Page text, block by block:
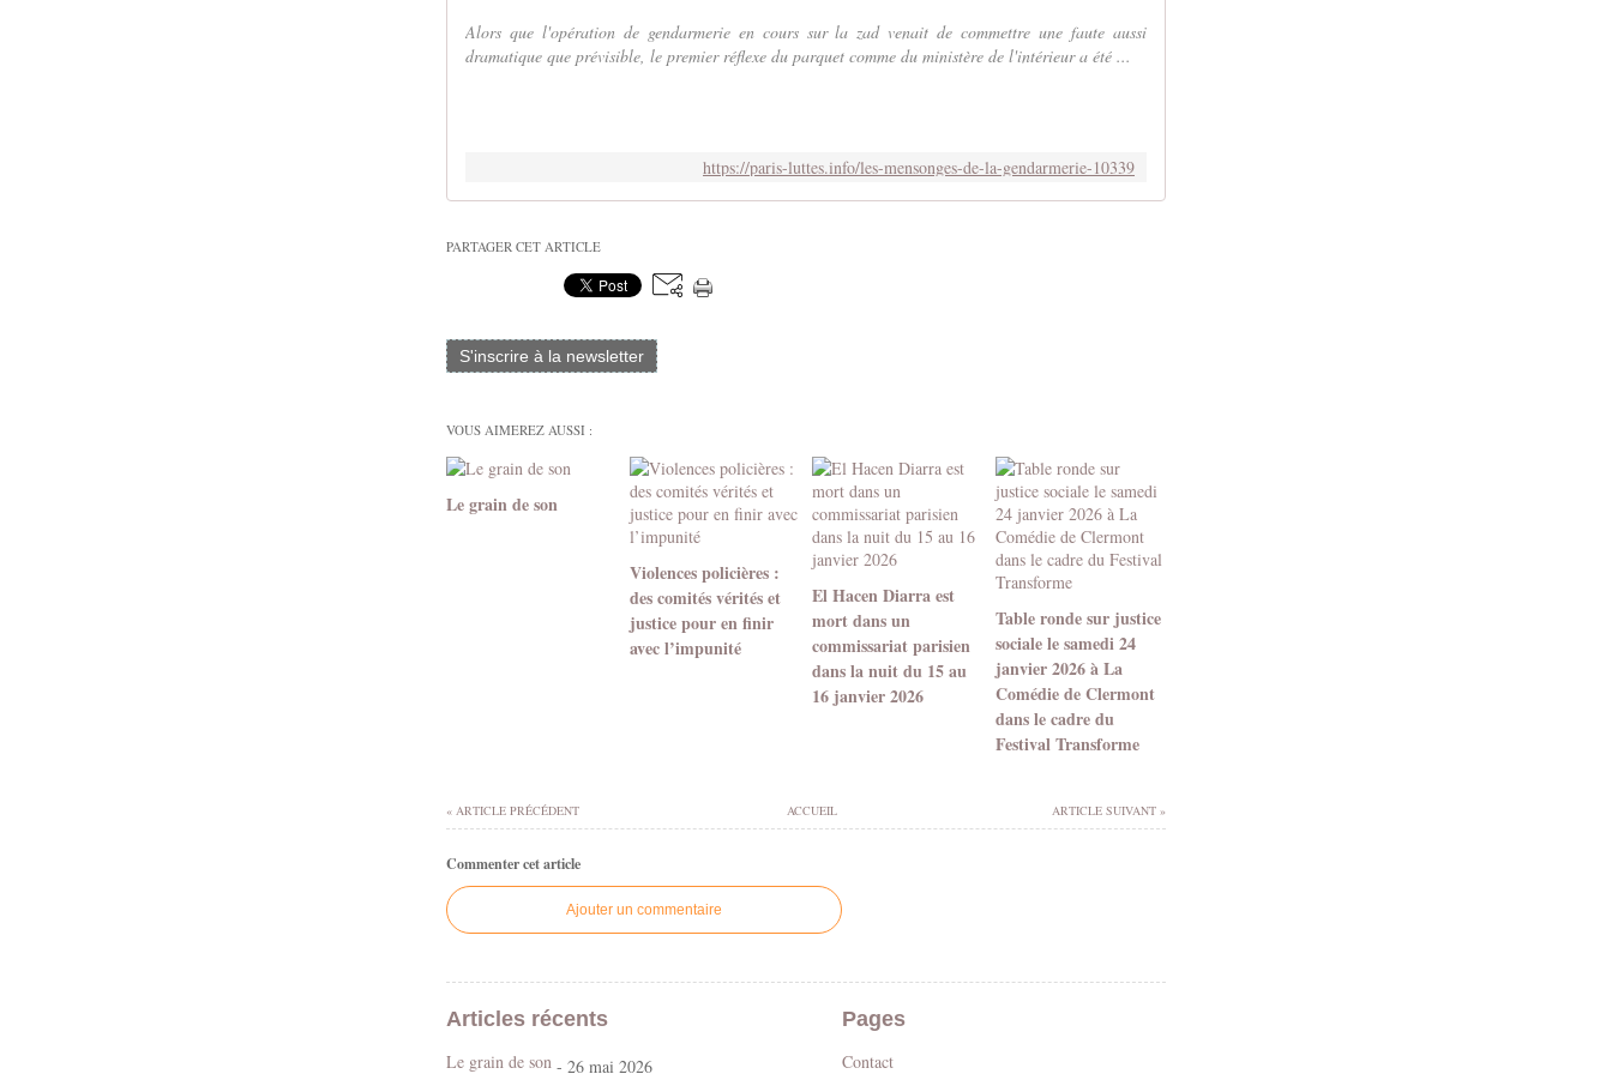
Alors que l'opération de gendarmerie en cours sur la zad venait de commettre une faute aussi
dramatique que prévisible, le premier réflexe du parquet comme du ministère de l'intérieur a été ...
https://paris-luttes.info/les-mensonges-de-la-gendarmerie-10339
PARTAGER CET ARTICLE
S'inscrire à la newsletter
VOUS AIMEREZ AUSSI :
Le grain de son
Violences policières :
des comités vérités et
justice pour en finir
avec l’impunité
El Hacen Diarra est
mort dans un
commissariat parisien
dans la nuit du 15 au
16 janvier 2026
Table ronde sur justice
sociale le samedi 24
janvier 2026 à La
Comédie de Clermont
dans le cadre du
Festival Transforme
ACCUEIL
« ARTICLE PRÉCÉDENT ARTICLE SUIVANT »
Commenter cet article
Ajouter un commentaire
Articles récents
Le grain de son - 26 mai 2026
Pages
Contact